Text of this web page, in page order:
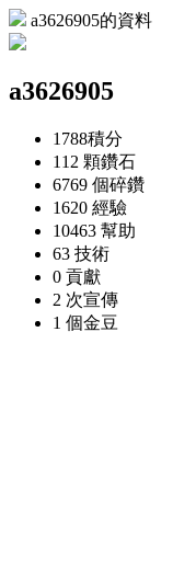
a3626905的資料
a3626905
1788積分
112 顆鑽石
6769 個碎鑽
1620 經驗
10463 幫助
63 技術
0 貢獻
2 次宣傳
1 個金豆